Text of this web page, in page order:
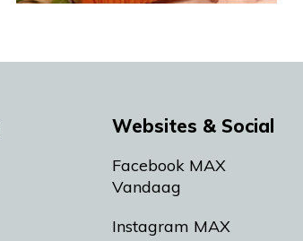
Websites & Social
Facebook MAX
Vandaag
Instagram MAX